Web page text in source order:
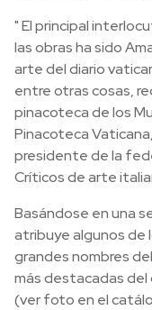
" El principal
las obras ha sido
arte del diario
entre otras cosas,
pinacoteca de los
Pinacoteca
presidente de la
Críticos de arte
Basándose en una
atribuye algunos de
grandes nombres
más destacadas del
(ver foto en el